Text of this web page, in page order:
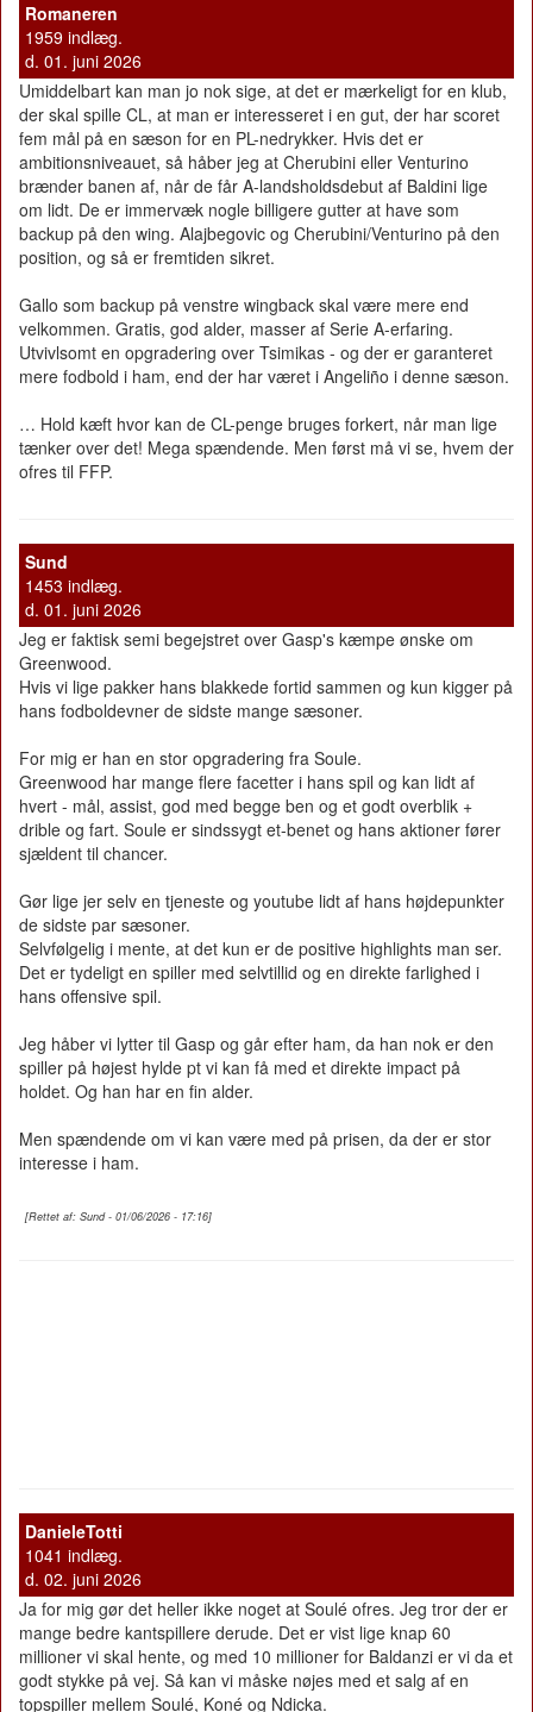
Romaneren
1959 indlæg.
d. 01. juni 2026
Umiddelbart kan man jo nok sige, at det er mærkeligt for en klub,
der skal spille CL, at man er interesseret i en gut, der har scoret
fem mål på en sæson for en PL-nedrykker. Hvis det er
ambitionsniveauet, så håber jeg at Cherubini eller Venturino
brænder banen af, når de får A-landsholdsdebut af Baldini lige
om lidt. De er immervæk nogle billigere gutter at have som
backup på den wing. Alajbegovic og Cherubini/Venturino på den
position, og så er fremtiden sikret.
Gallo som backup på venstre wingback skal være mere end
velkommen. Gratis, god alder, masser af Serie A-erfaring.
Utvivlsomt en opgradering over Tsimikas - og der er garanteret
mere fodbold i ham, end der har været i Angeliño i denne sæson.
… Hold kæft hvor kan de CL-penge bruges forkert, når man lige
tænker over det! Mega spændende. Men først må vi se, hvem der
ofres til FFP.
Sund
1453 indlæg.
d. 01. juni 2026
Jeg er faktisk semi begejstret over Gasp's kæmpe ønske om
Greenwood.
Hvis vi lige pakker hans blakkede fortid sammen og kun kigger på
hans fodboldevner de sidste mange sæsoner.
For mig er han en stor opgradering fra Soule.
Greenwood har mange flere facetter i hans spil og kan lidt af
hvert - mål, assist, god med begge ben og et godt overblik +
drible og fart. Soule er sindssygt et-benet og hans aktioner fører
sjældent til chancer.
Gør lige jer selv en tjeneste og youtube lidt af hans højdepunkter
de sidste par sæsoner.
Selvfølgelig i mente, at det kun er de positive highlights man ser.
Det er tydeligt en spiller med selvtillid og en direkte farlighed i
hans offensive spil.
Jeg håber vi lytter til Gasp og går efter ham, da han nok er den
spiller på højest hylde pt vi kan få med et direkte impact på
holdet. Og han har en fin alder.
Men spændende om vi kan være med på prisen, da der er stor
interesse i ham.
[Rettet af: Sund - 01/06/2026 - 17:16]
DanieleTotti
1041 indlæg.
d. 02. juni 2026
Ja for mig gør det heller ikke noget at Soulé ofres. Jeg tror der er
mange bedre kantspillere derude. Det er vist lige knap 60
millioner vi skal hente, og med 10 millioner for Baldanzi er vi da et
godt stykke på vej. Så kan vi måske nøjes med et salg af en
topspiller mellem Soulé, Koné og Ndicka.